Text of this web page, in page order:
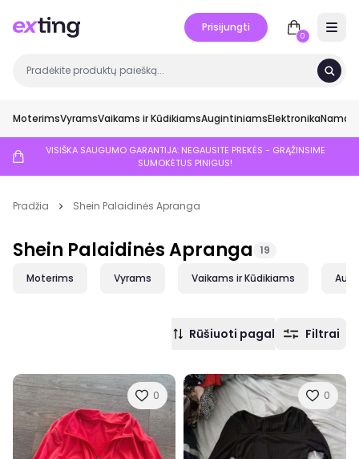
Prisijungti
0
MoterimsVyramsVaikams ir KūdikiamsAugintiniamsElektronikaNamai
VISIŠKA SAUGUMO GARANTIJA: NEGAUSITE PREKĖS - GRĄŽINSIME
SUMOKĖTUS PINIGUS!
Pradžia Shein Palaidinės Apranga
Shein Palaidinės Apranga 19
Moterims Vyrams Vaikams ir Kūdikiams
Rūšiuoti pagal Filtrai
0 0